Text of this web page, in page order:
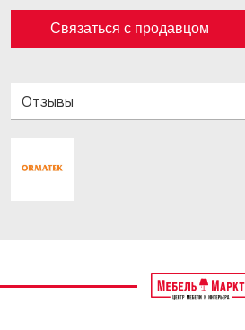
Связаться с продавцом
Отзывы